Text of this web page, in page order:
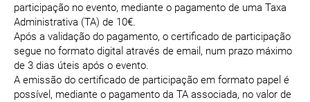
participação no evento, mediante o pagamento de uma Taxa
Administrativa (TA) de 10€.
Após a validação do pagamento, o certificado de participação
segue no formato digital através de email, num prazo máximo
de 3 dias úteis após o evento.
A emissão do certificado de participação em formato papel é
possível, mediante o pagamento da TA associada, no valor de